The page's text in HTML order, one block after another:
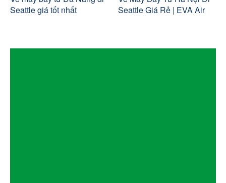
Seattle giá tốt nhất
Seattle Giá Rẻ | EVA Air